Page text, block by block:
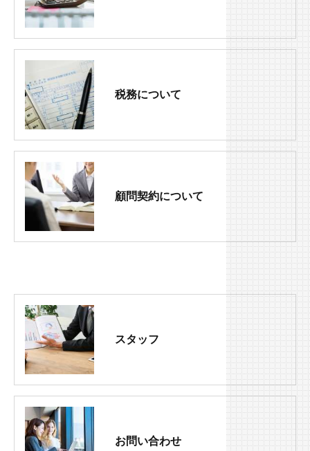
税務について
顧問契約について
スタッフ
お問い合わせ